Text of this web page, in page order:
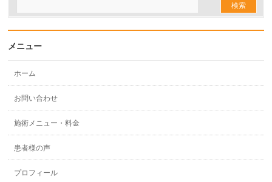
メニュー
ホーム
お問い合わせ
施術メニュー・料金
患者様の声
プロフィール